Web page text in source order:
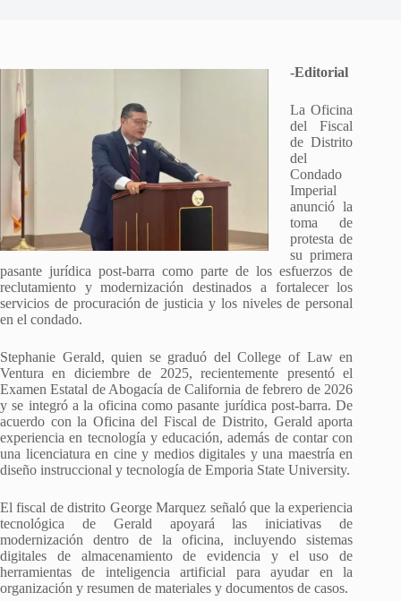
-Editorial
La Oficina
del Fiscal
de Distrito
del
Condado
Imperial
anunció la
toma de
protesta de
su primera
pasante jurídica post-barra como parte de los esfuerzos de
reclutamiento y modernización destinados a fortalecer los
servicios de procuración de justicia y los niveles de personal
en el condado.
Stephanie Gerald, quien se graduó del College of Law en
Ventura en diciembre de 2025, recientemente presentó el
Examen Estatal de Abogacía de California de febrero de 2026
y se integró a la oficina como pasante jurídica post-barra. De
acuerdo con la Oficina del Fiscal de Distrito, Gerald aporta
experiencia en tecnología y educación, además de contar con
una licenciatura en cine y medios digitales y una maestría en
diseño instruccional y tecnología de Emporia State University.
El fiscal de distrito George Marquez señaló que la experiencia
tecnológica de Gerald apoyará las iniciativas de
modernización dentro de la oficina, incluyendo sistemas
digitales de almacenamiento de evidencia y el uso de
herramientas de inteligencia artificial para ayudar en la
organización y resumen de materiales y documentos de casos.